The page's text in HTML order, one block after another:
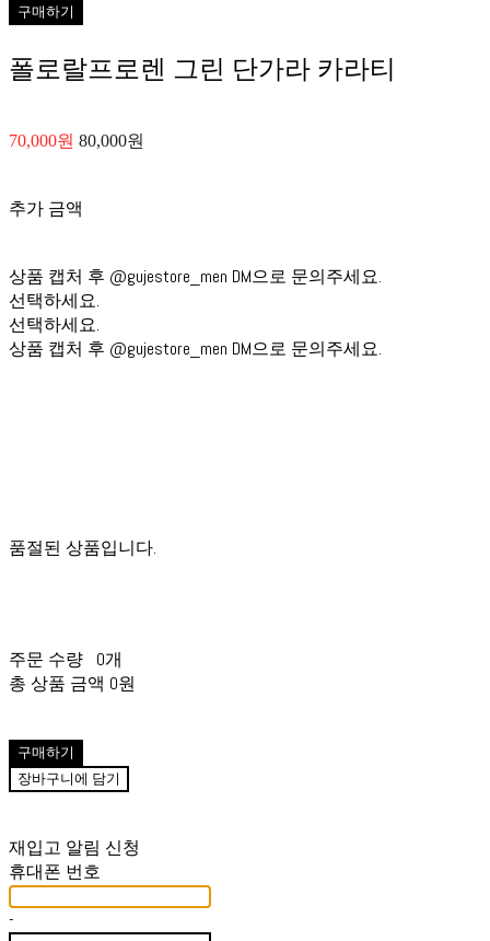
구매하기
폴로랄프로렌 그린 단가라 카라티
70,000원 80,000원
추가 금액
상품 캡처 후 @gujestore_men DM으로 문의주세요.
선택하세요.
선택하세요.
상품 캡처 후 @gujestore_men DM으로 문의주세요.
품절된 상품입니다.
주문 수량
0개
총 상품 금액 0원
구매하기
장바구니에 담기
재입고 알림 신청
휴대폰 번호
-